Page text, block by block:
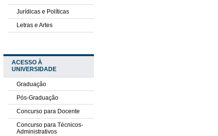
Jurídicas e Políticas
Letras e Artes
ACESSO À
UNIVERSIDADE
Graduação
Pós-Graduação
Concurso para Docente
Concurso para Técnicos-
Administrativos